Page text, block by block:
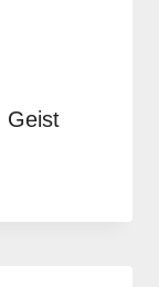
Geist